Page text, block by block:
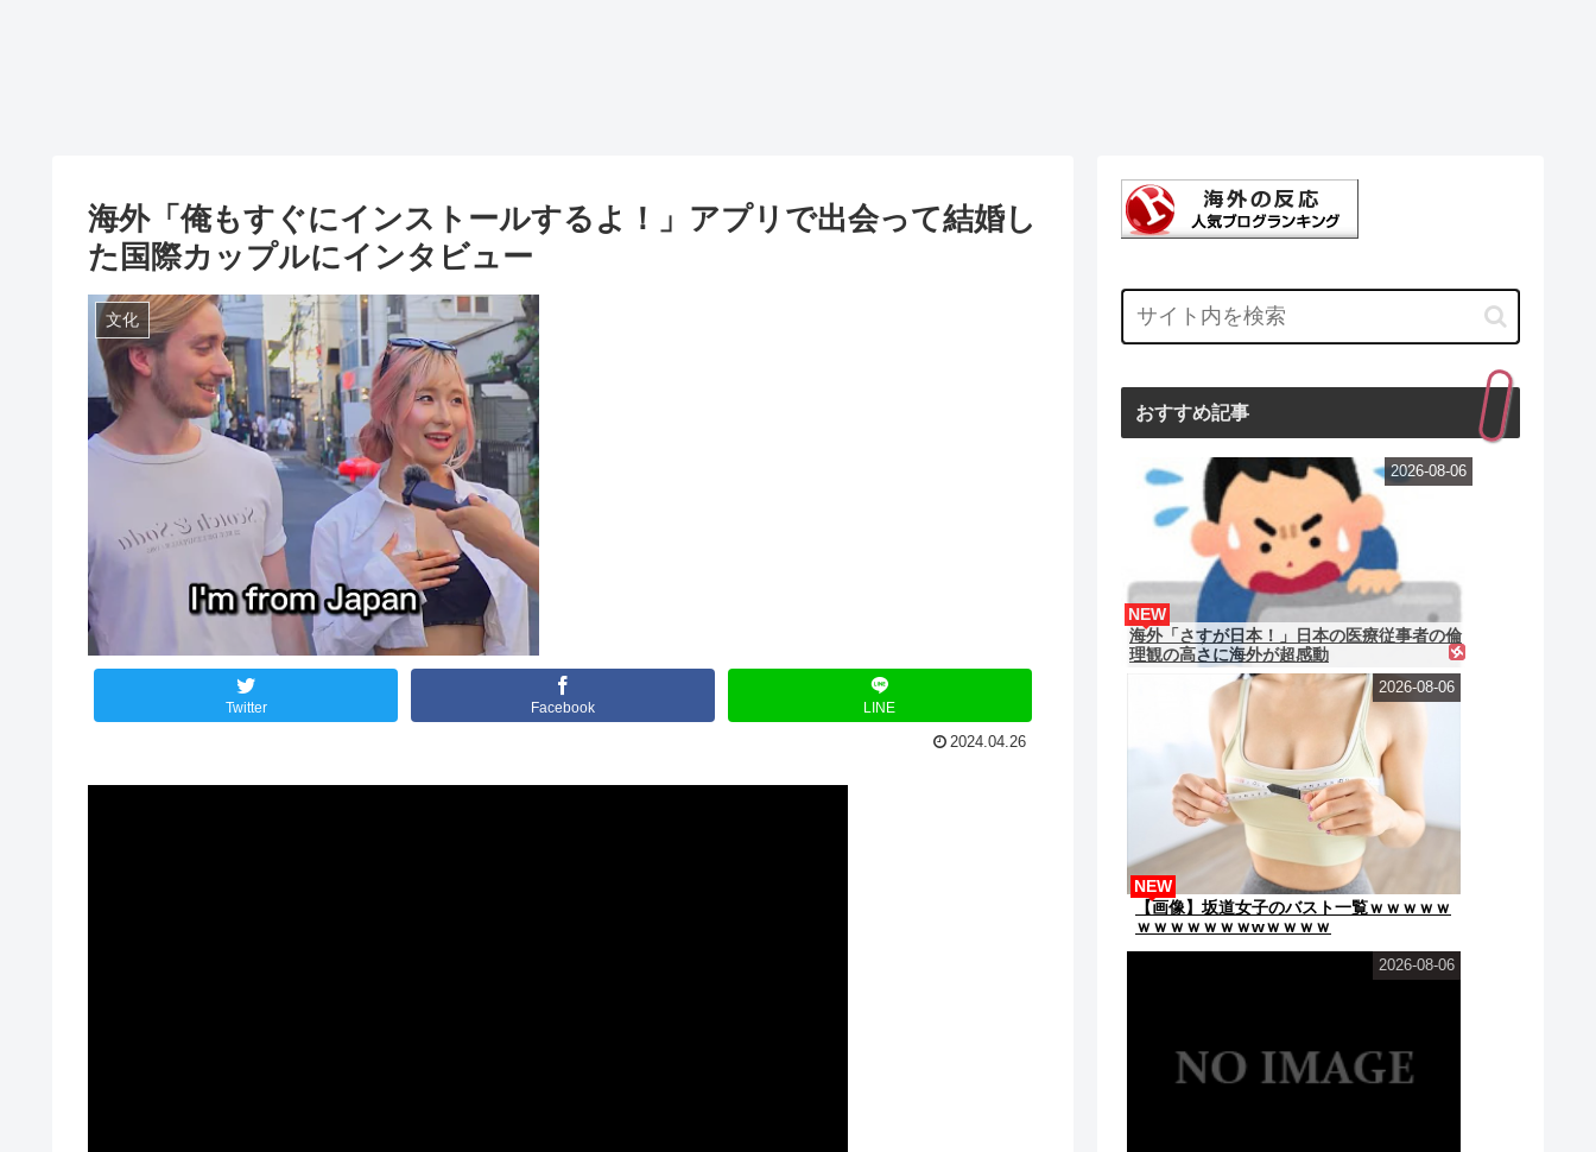
海外「俺もすぐにインストールするよ！」アプリで出会って結婚し
た国際カップルにインタビュー
文化
Twitter Facebook LINE
2024.04.26
おすすめ記事
海外「さすが日本！」日本の医療従事者の倫
理観の高さに海外が超感動
NEW
2026-08-06
【画像】坂道女子のバスト一覧ｗｗｗｗｗ
ｗｗｗｗｗｗｗwｗｗｗｗ
NEW
2026-08-06
2026-08-06